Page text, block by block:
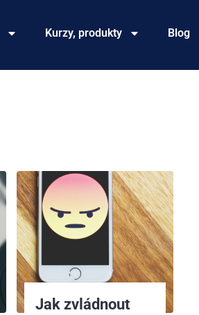
Kurzy, produkty Blog
Jak zvládnout